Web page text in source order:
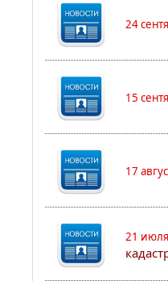
24
15
17
21